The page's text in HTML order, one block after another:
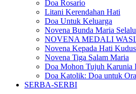
Doa Rosario
Litani Kerendahan Hati
Doa Untuk Keluarga
Novena Bunda Maria
NOVENA MEDALI
Novena Kepada Hati Kudus
Novena Tiga Salam Maria
Doa Mohon Tujuh Karunia
Doa Katolik: Doa untuk
SERBA-SERBI